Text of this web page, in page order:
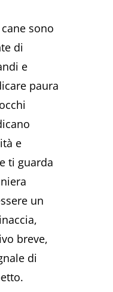
sono
di
e
paura
e
ti guarda
un
breve,
di